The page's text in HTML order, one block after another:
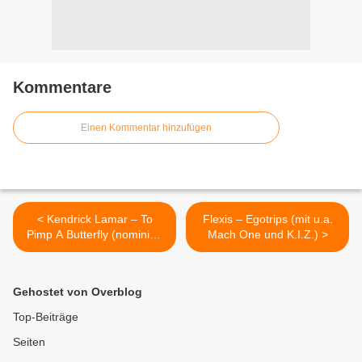
Kommentare
Einen Kommentar hinzufügen
< Kendrick Lamar – To
Pimp A Butterfly (nominiert
für 11 Grammys)
Flexis – Egotrips (mit u.a.
Mach One und K.I.Z.) >
Gehostet von Overblog
Top-Beiträge
Seiten